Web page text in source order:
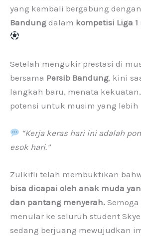
yang kembali bergabung dengan
Bandung dalam kompetisi Liga
Setelah mengukir prestasi di
bersama Persib Bandung, kini
langkah baru, menata
potensi untuk musim yang lebih
“Kerja keras hari ini adalah
esok hari.”
Zulkifli telah membuktikan
bisa dicapai oleh anak muda
dan pantang menyerah.
menular ke seluruh student
sedang berjuang mewujudkan